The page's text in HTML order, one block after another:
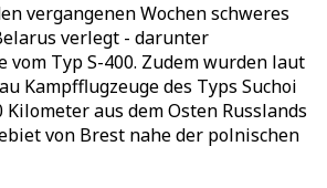
vergangenen Wochen schweres
verlegt - darunter
vom Typ S-400. Zudem wurden laut
Kampfflugzeuge des Typs Suchoi
Kilometer aus dem Osten Russlands
von Brest nahe der polnischen